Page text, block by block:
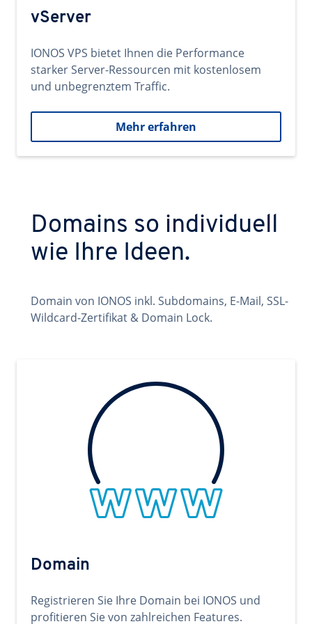
vServer
IONOS VPS bietet Ihnen die Performance
starker Server-Ressourcen mit kostenlosem
und unbegrenztem Traffic.
Mehr erfahren
Domains so individuell
wie Ihre Ideen.
Domain von IONOS inkl. Subdomains, E-Mail, SSL-
Wildcard-Zertifikat & Domain Lock.
Domain
Registrieren Sie Ihre Domain bei IONOS und
profitieren Sie von zahlreichen Features.